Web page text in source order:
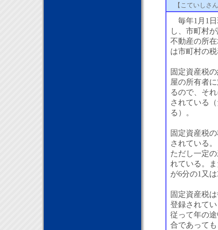
【こていしさ
毎年1月1日
し、市町村
不動産の所
は市町村の
固定資産税
屋の所有者
るので、そ
されている
る）。
固定資産税
されている。
ただし一定
れている。
が6分の1又
固定資産税
登録されて
従って年の
合であって